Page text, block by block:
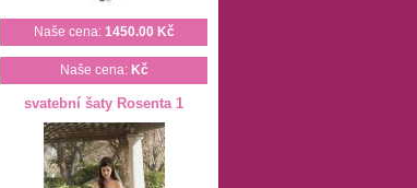
Naše cena: 1450.00 Kč
Naše cena: Kč
svatební šaty Rosenta 1